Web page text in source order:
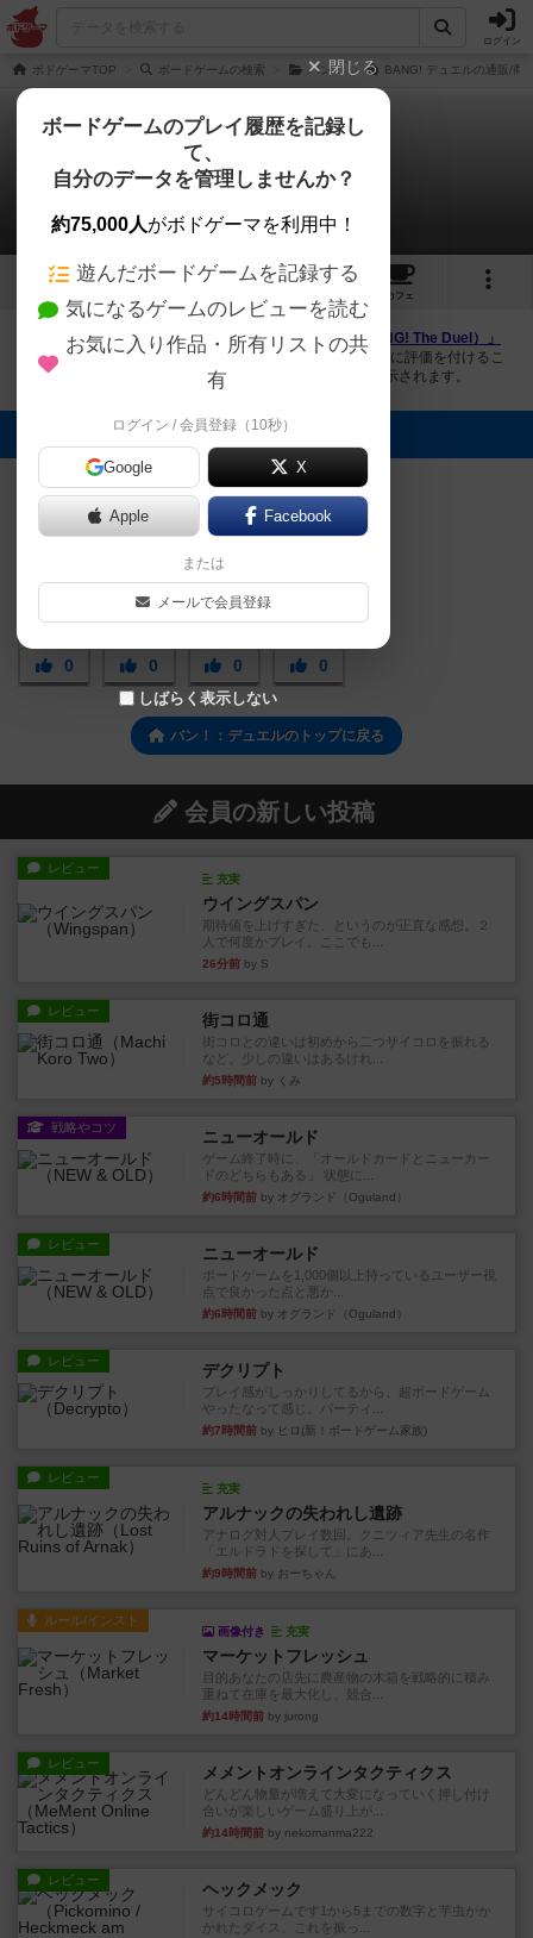
ログイン
ボドゲーマTOP ボードゲームの検索 バン！ BANG! デュエルの通販/商
バン！：デュエル
4件の画像
4
カフェ
ボドゲーマにログインすると、 「バン！：デュエル（BANG! The Duel）」
の画像をアップロード出来たり、他のユーザーの投稿画像に評価を付けるこ
とができます。また、トップ6の画像は様々なページで表示されます。
トップに表示される画像
0
まつなが
0 0
まつなが
0
バン！：デュエルのトップに戻る
会員の新しい投稿
レビュー
充実
ウイングスパン
期待値を上げすぎた、というのが正直な感想。２
人で何度かプレイ。ここでも...
26分前 by S
レビュー 街コロ通
街コロとの違いは初めから二つサイコロを振れる
など、少しの違いはあるけれ...
約5時間前 by くみ
戦略やコツ ニューオールド
ゲーム終了時に、「オールドカードとニューカー
ドのどちらもある」 状態に...
約6時間前 by オグランド（Oguland）
レビュー ニューオールド
ボードゲームを1,000個以上持っているユーザー視
点で良かった点と悪か...
約6時間前 by オグランド（Oguland）
レビュー デクリプト
プレイ感がしっかりしてるから、超ボードゲーム
やったなって感じ。パーティ...
約7時間前 by ヒロ(新！ボードゲーム家族)
レビュー
充実
アルナックの失われし遺跡
アナログ対人プレイ数回。クニツィア先生の名作
「エルドラドを探して」にあ...
約9時間前 by おーちゃん
ルール/インスト
画像付き 充実
マーケットフレッシュ
目的あなたの店先に農産物の木箱を戦略的に積み
重ねて在庫を最大化し、競合...
約14時間前 by jurong
レビュー メメントオンラインタクティクス
どんどん物量が増えて大変になっていく押し付け
合いが楽しいゲーム盛り上が...
約14時間前 by nekomanma222
レビュー ヘックメック
サイコロゲームです1から5までの数字と芋虫がか
かれたダイス。これを振っ...
閉じる
ボードゲームのプレイ履歴を記録し
て、
自分のデータを管理しませんか？
約75,000人がボドゲーマを利用中！
遊んだボードゲームを記録する
気になるゲームのレビューを読む
お気に入り作品・所有リストの共
有
ログイン / 会員登録（10秒）
Google X
Apple Facebook
または
メールで会員登録
しばらく表示しない